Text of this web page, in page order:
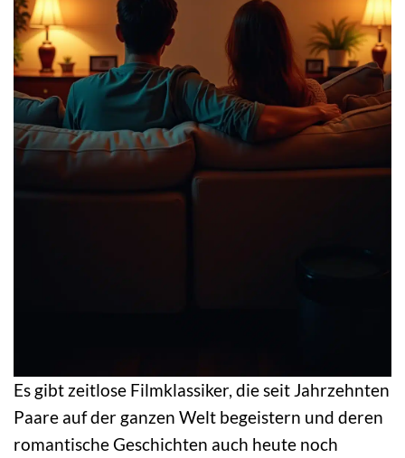
Es gibt zeitlose Filmklassiker, die seit Jahrzehnten
Paare auf der ganzen Welt begeistern und deren
romantische Geschichten auch heute noch